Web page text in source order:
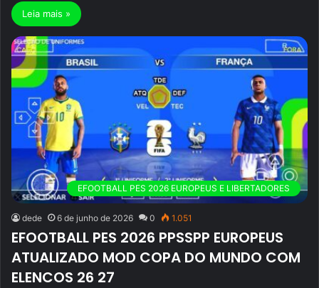
Leia mais »
EFOOTBALL PES 2026 EUROPEUS E LIBERTADORES
dede 6 de junho de 2026 0 1.051
EFOOTBALL PES 2026 PPSSPP EUROPEUS
ATUALIZADO MOD COPA DO MUNDO COM
ELENCOS 26 27